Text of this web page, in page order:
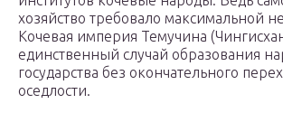
хозяйство требовало максимальной
Кочевая империя Темучина
единственный случай образования
государства без окончательного
оседлости.